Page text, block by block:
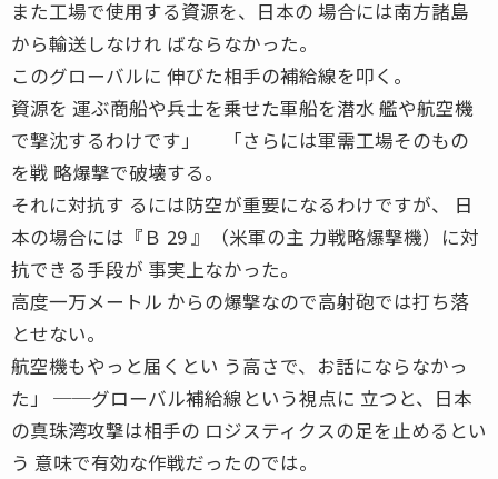
また工場で使用する資源を、日本の 場合には南方諸島
から輸送しなけれ ばならなかった。
このグローバルに 伸びた相手の補給線を叩く。
資源を 運ぶ商船や兵士を乗せた軍船を潜水 艦や航空機
で撃沈するわけです」 「さらには軍需工場そのもの
を戦 略爆撃で破壊する。
それに対抗す るには防空が重要になるわけですが、 日
本の場合には『Ｂ 29 』（米軍の主 力戦略爆撃機）に対
抗できる手段が 事実上なかった。
高度一万メートル からの爆撃なので高射砲では打ち落
とせない。
航空機もやっと届くとい う高さで、お話にならなかっ
た」 ──グローバル補給線という視点に 立つと、日本
の真珠湾攻撃は相手の ロジスティクスの足を止めるとい
う 意味で有効な作戦だったのでは。